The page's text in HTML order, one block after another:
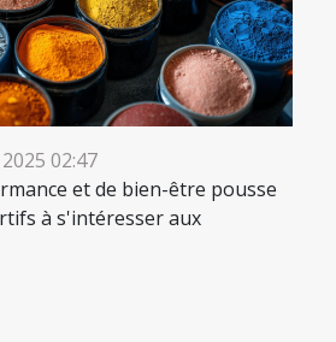
02:47
et de bien-être pousse
à s'intéresser aux